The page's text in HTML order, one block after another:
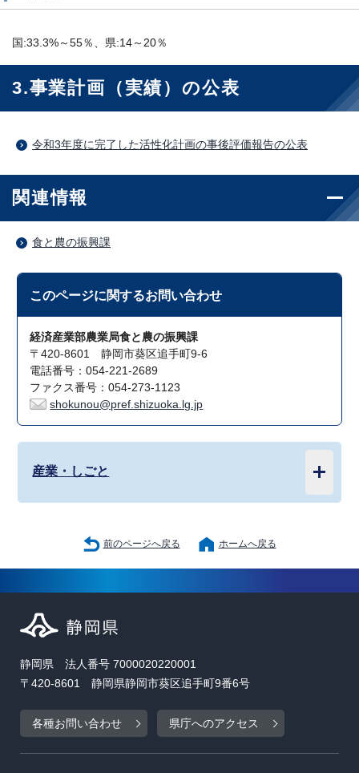
国:33.3%～55％、県:14～20％
3.事業計画（実績）の公表
令和3年度に完了した活性化計画の事後評価報告の公表
関連情報
食と農の振興課
このページに関するお問い合わせ
経済産業部農業局食と農の振興課
〒420-8601 静岡市葵区追手町9-6
電話番号：054-221-2689
ファクス番号：054-273-1123
shokunou@pref.shizuoka.lg.jp
産業・しごと
前のページへ戻る ホームへ戻る
静岡県 法人番号 7000020220001
〒420-8601 静岡県静岡市葵区追手町9番6号
各種お問い合わせ 県庁へのアクセス